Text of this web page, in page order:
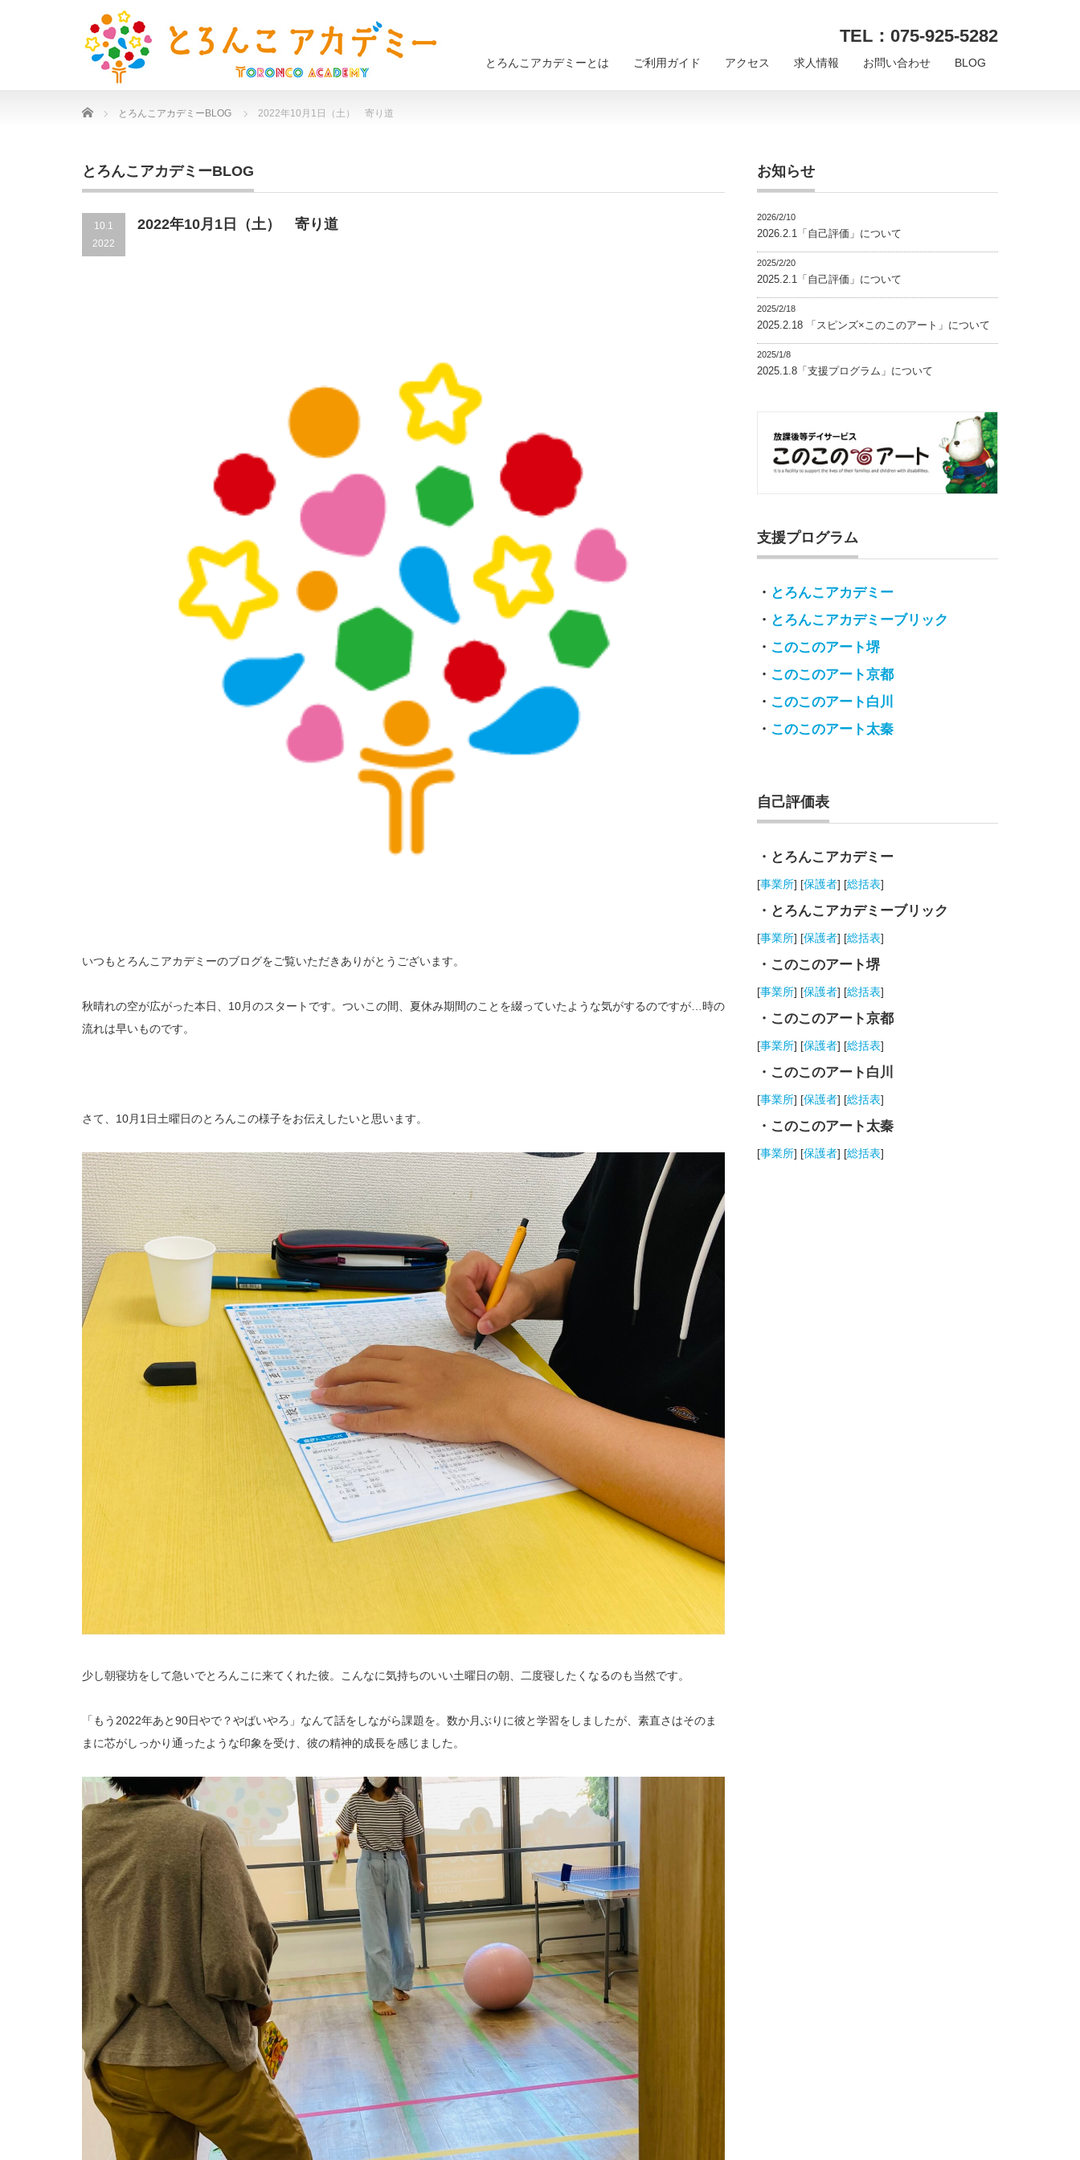
TEL：075-925-5282
とろんこアカデミーとは ご利用ガイド アクセス 求人情報 お問い合わせ BLOG
Home とろんこアカデミーBLOG 2022年10月1日（土） 寄り道
とろんこアカデミーBLOG
10.1
2022
2022年10月1日（土） 寄り道
いつもとろんこアカデミーのブログをご覧いただきありがとうございます。
秋晴れの空が広がった本日、10月のスタートです。ついこの間、夏休み期間のことを綴っていたような気がするのですが…時の
流れは早いものです。
さて、10月1日土曜日のとろんこの様子をお伝えしたいと思います。
少し朝寝坊をして急いでとろんこに来てくれた彼。こんなに気持ちのいい土曜日の朝、二度寝したくなるのも当然です。
「もう2022年あと90日やで？やばいやろ」なんて話をしながら課題を。数か月ぶりに彼と学習をしましたが、素直さはそのま
まに芯がしっかり通ったような印象を受け、彼の精神的成長を感じました。
お知らせ
2026/2/10
2026.2.1「自己評価」について
2025/2/20
2025.2.1「自己評価」について
2025/2/18
2025.2.18 「スピンズ×このこのアート」について
2025/1/8
2025.1.8「支援プログラム」について
支援プログラム
・ とろんこアカデミー
・ とろんこアカデミーブリック
・ このこのアート堺
・ このこのアート京都
・ このこのアート白川
・ このこのアート太秦
自己評価表
・とろんこアカデミー
[事業所] [保護者] [総括表]
・とろんこアカデミーブリック
[事業所] [保護者] [総括表]
・このこのアート堺
[事業所] [保護者] [総括表]
・このこのアート京都
[事業所] [保護者] [総括表]
・このこのアート白川
[事業所] [保護者] [総括表]
・このこのアート太秦
[事業所] [保護者] [総括表]